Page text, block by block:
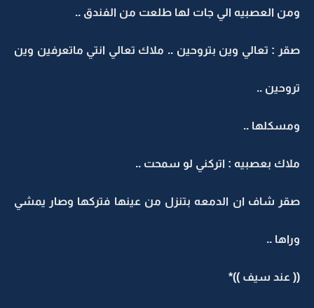
ومن العصبيه الي جات لها طلعت من الفندق ..
صقر : تعالي وين بتروحين .. ملاك تعالي انتي ماتعرفين وين
تروحين ..
ومسكلها ..
ملاك بعصبيه : اتركني لو سمحت ..
صقر شاف ان الدمعه بتنزل من عينها فتركها وصار يمشي
وراها ..
(( عند سيف ))*